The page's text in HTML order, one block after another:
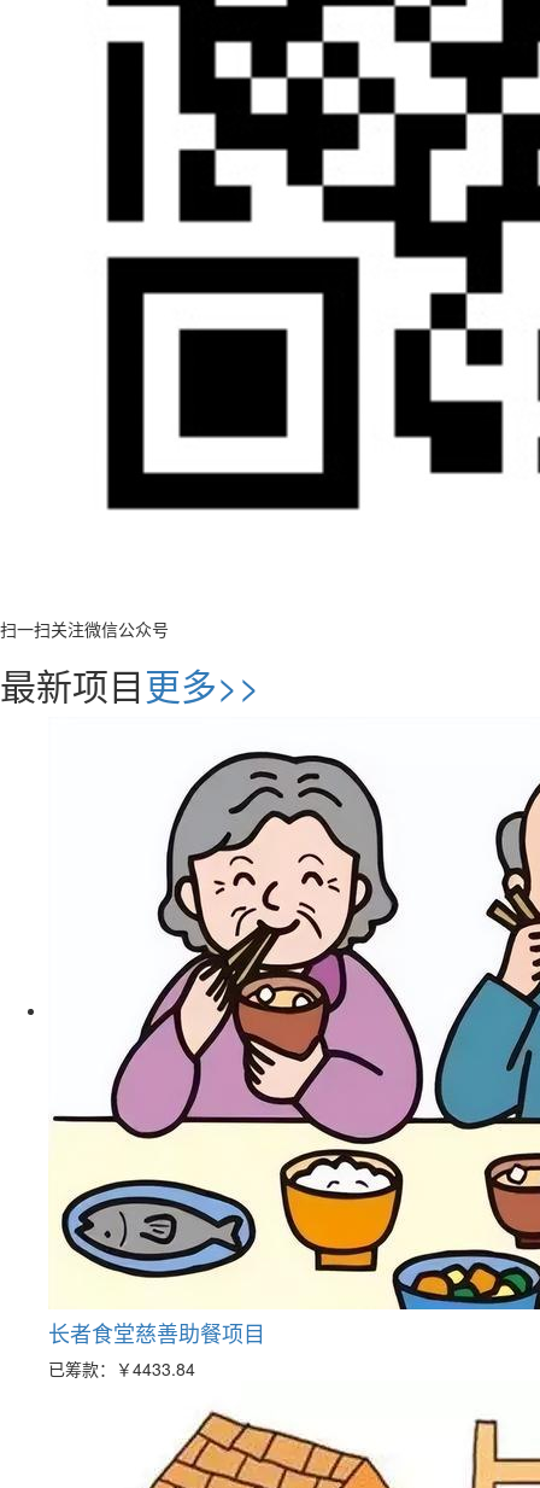
扫一扫关注微信公众号
最新项目更多>>
长者食堂慈善助餐项目
已筹款： ￥4433.84